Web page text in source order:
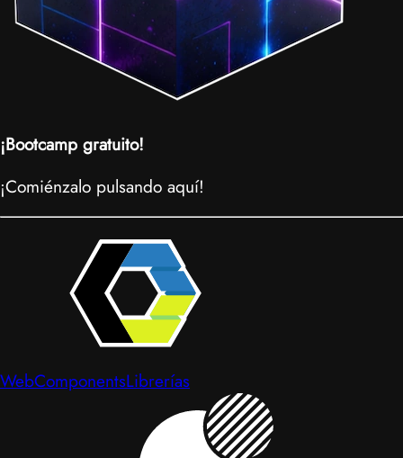
¡Bootcamp gratuito!
¡Comiénzalo pulsando aquí!
WebComponentsLibrerías